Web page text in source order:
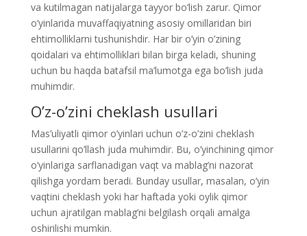
va kutilmagan natijalarga tayyor bo’lish zarur. Qimor
o’yinlarida muvaffaqiyatning asosiy omillaridan biri
ehtimolliklarni tushunishdir. Har bir o’yin o’zining
qoidalari va ehtimolliklari bilan birga keladi, shuning
uchun bu haqda batafsil ma’lumotga ega bo’lish juda
muhimdir.
O’z-o’zini cheklash usullari
Mas’uliyatli qimor o’yinlari uchun o’z-o’zini cheklash
usullarini qo’llash juda muhimdir. Bu, o’yinchining qimor
o’yinlariga sarflanadigan vaqt va mablag’ni nazorat
qilishga yordam beradi. Bunday usullar, masalan, o’yin
vaqtini cheklash yoki har haftada yoki oylik qimor
uchun ajratilgan mablag’ni belgilash orqali amalga
oshirilishi mumkin.